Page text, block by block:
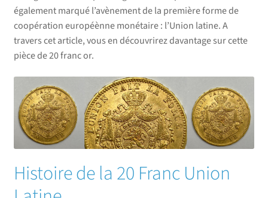
également marqué l’avènement de la première forme de
coopération européènne monétaire : l’Union latine. A
travers cet article, vous en découvrirez davantage sur cette
pièce de 20 franc or.
Histoire de la 20 Franc Union